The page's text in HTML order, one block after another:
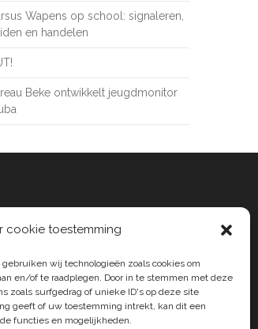
cookie toestemming
wij technologieën zoals cookies om
en/of te raadplegen. Door in te stemmen met deze
zoals surfgedrag of unieke ID's op deze site
geeft of uw toestemming intrekt, kan dit een
functies en mogelijkheden.
Wapens op school: signaleren,
en handelen
Beke ontwikkelt jeugdmonitor